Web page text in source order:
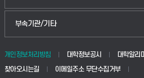
생명공학부
공공정책대학원
교육대학원
웹메일
학사시스템(전문학사 및 전공심화)
부속기관/기타
중앙도서관
학생생활관(안성)
개인정보처리방침 대학정보공시 대학알리미
찾아오시는길
이메일주소 무단수집거부